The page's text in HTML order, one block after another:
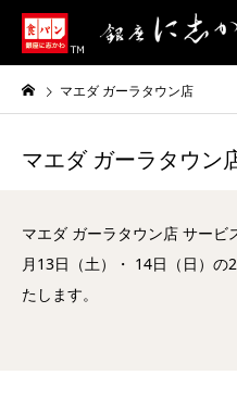
マエダ ガーラタウン店
マエダ ガーラタウン
マエダ ガーラタウン店 サー
月13日（土）・ 14日（日）
たします。